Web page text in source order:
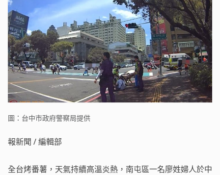
圖：台中市政府警察局提供
報新聞 / 編輯部
全台烤番薯，天氣持續高溫炎熱，南屯區一名廖姓婦人於中